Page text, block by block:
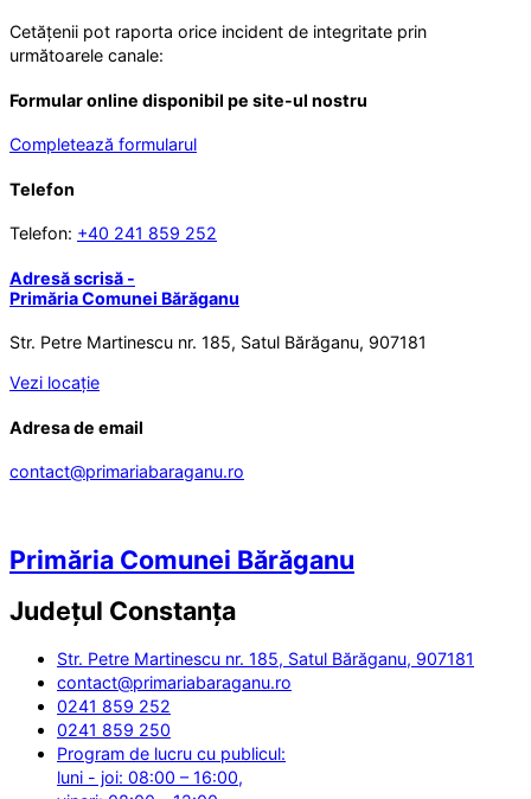
Cetățenii pot raporta orice incident de integritate prin
următoarele canale:
Formular online disponibil pe site-ul nostru
Completează formularul
Telefon
Telefon: +40 241 859 252
Adresă scrisă -
Primăria Comunei Bărăganu
Str. Petre Martinescu nr. 185, Satul Bărăganu, 907181
Vezi locație
Adresa de email
contact@primariabaraganu.ro
Primăria Comunei Bărăganu
Județul Constanța
Str. Petre Martinescu nr. 185, Satul Bărăganu, 907181
contact@primariabaraganu.ro
0241 859 252
0241 859 250
Program de lucru cu publicul:
luni - joi: 08:00 – 16:00,